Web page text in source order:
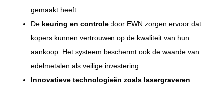
gemaakt heeft.
De keuring en controle door EWN zorgen ervoor dat
kopers kunnen vertrouwen op de kwaliteit van hun
aankoop. Het systeem beschermt ook de waarde van
edelmetalen als veilige investering.
Innovatieve technologieën zoals lasergraveren